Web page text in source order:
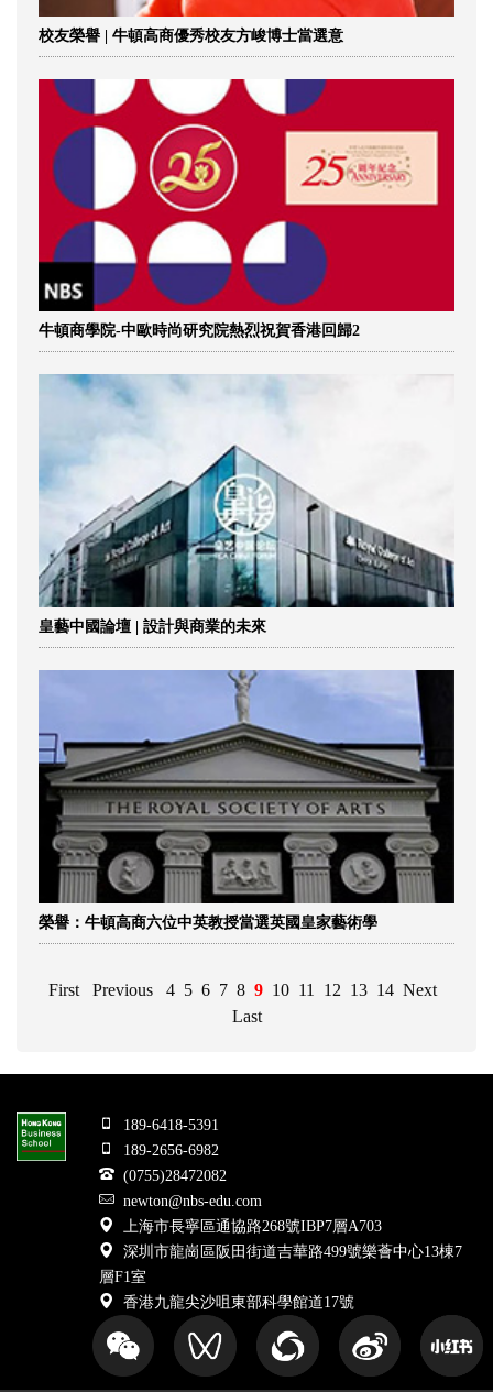
校友榮譽 | 牛頓高商優秀校友方峻博士當選意
牛頓商學院-中歐時尚研究院熱烈祝賀香港回歸2
皇藝中國論壇 | 設計與商業的未來
榮譽：牛頓高商六位中英教授當選英國皇家藝術學
First Previous 4 5 6 7 8 9 10 11 12 13 14 Next
Last
189-6418-5391
189-2656-6982
(0755)28472082
newton@nbs-edu.com
上海市長寧區通協路268號IBP7層A703
深圳市龍崗區阪田街道吉華路499號樂薈中心13棟7
層F1室
香港九龍尖沙咀東部科學館道17號